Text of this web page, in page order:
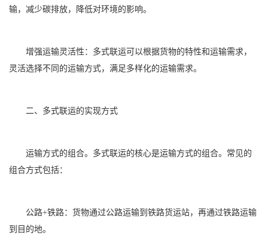
输，减少碳排放，降低对环境的影响。
增强运输灵活性：多式联运可以根据货物的特性和运输需求，
灵活选择不同的运输方式，满足多样化的运输需求。
二、多式联运的实现方式
运输方式的组合。多式联运的核心是运输方式的组合。常见的
组合方式包括：
公路+铁路：货物通过公路运输到铁路货运站，再通过铁路运输
到目的地。